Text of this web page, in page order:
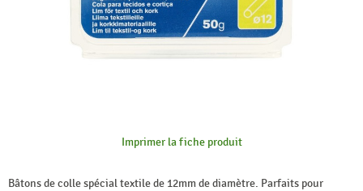
Imprimer la fiche produit
Bâtons de colle spécial textile de 12mm de diamètre. Parfaits pour